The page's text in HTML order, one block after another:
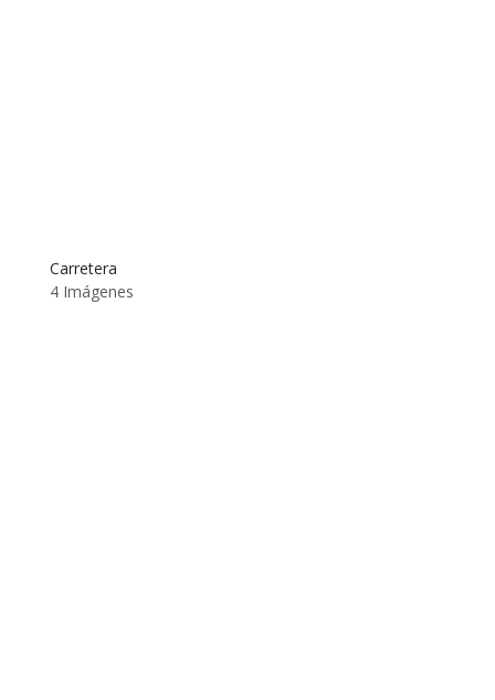
Carretera
4 Imágenes